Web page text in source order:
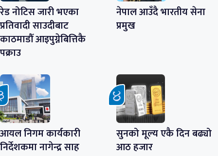
रेड नोटिस जारी भएका
प्रतिवादी साउदीबाट
काठमाडौँ आइपुग्नेबित्तिकै
पक्राउ
नेपाल आउँदै भारतीय सेना
प्रमुख
आयल निगम कार्यकारी
निर्देशकमा नागेन्द्र साह
सुनको मूल्य एकै दिन बढ्यो
आठ हजार